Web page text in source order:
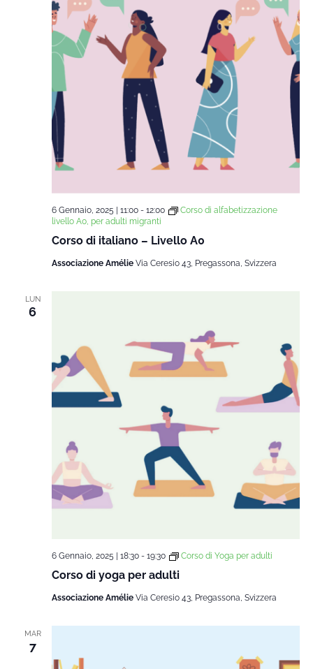
Corso di italiano – Livello A0
6 Gennaio, 2025 | 11:00- 12:00
Corso di alfabetizzazione
livello A0, per adulti migranti
Associazione Amélie Via Ceresio 43, Pregassona, Svizzera
LUN
6
Corso di yoga per adulti
6 Gennaio, 2025 | 18:30- 19:30 Corso di Yoga per adulti
Associazione Amélie Via Ceresio 43, Pregassona, Svizzera
MAR
7